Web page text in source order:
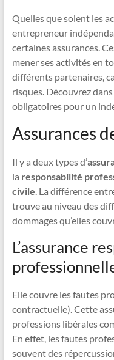
Quelles que soient les
entrepreneur
certaines assurances.
mener ses activités en
différents partenaires,
risques. Découvrez
obligatoires pour un
Assurances
Il y a deux types d’
la responsabilité
civile. La différence
trouve au niveau des
dommages qu’elles
L’assurance
Elle couvre les fautes
contractuelle). Cette
professions libérales
En effet, les fautes
souvent des